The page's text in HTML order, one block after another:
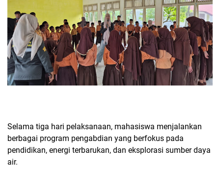
Selama tiga hari pelaksanaan, mahasiswa menjalankan
berbagai program pengabdian yang berfokus pada
pendidikan, energi terbarukan, dan eksplorasi sumber daya
air.